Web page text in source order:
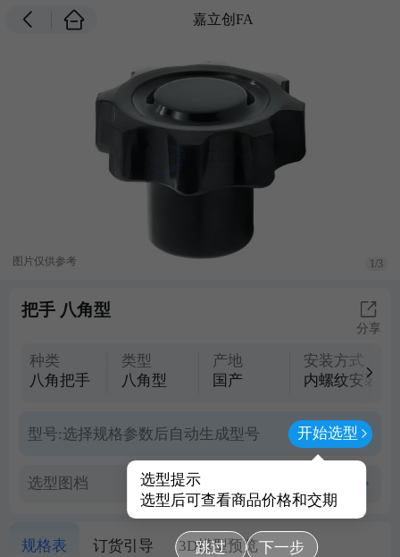
嘉立创FA
图片仅供参考 1/3
把手 八角型
分享
种类
八角把手
类型
八角型
产地
国产
安装方式
内螺纹安装
型号:选择规格参数后自动生成型号 开始选型
选型提示
选型后可查看商品价格和交期
跳过 下一步
选型图档
规格表 订货引导 3D模型预览